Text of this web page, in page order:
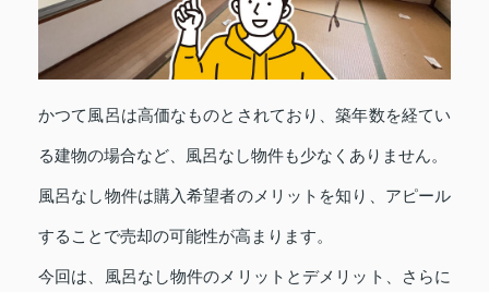
かつて風呂は高価なものとされており、築年数を経てい
る建物の場合など、風呂なし物件も少なくありません。
風呂なし物件は購入希望者のメリットを知り、アピール
することで売却の可能性が高まります。
今回は、風呂なし物件のメリットとデメリット、さらに